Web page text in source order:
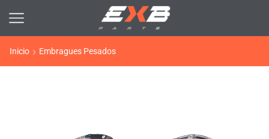
Inicio Embragues Pesados